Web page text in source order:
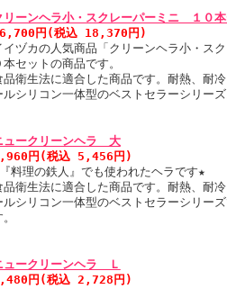
リーンヘラ小・スクレーパーミニ １０本
円(税込 18,370円)
イヅカの人気商品「クリーンヘラ小・ス
本セットの商品です。
品衛生法に適合した商品です。耐熱、耐
ルシリコン一体型のベストセラーシリーズ
ュークリーンヘラ 大
円(税込 5,456円)
料理の鉄人』でも使われたヘラです★
品衛生法に適合した商品です。耐熱、耐
ルシリコン一体型のベストセラーシリー
ュークリーンヘラ Ｌ
円(税込 2,728円)